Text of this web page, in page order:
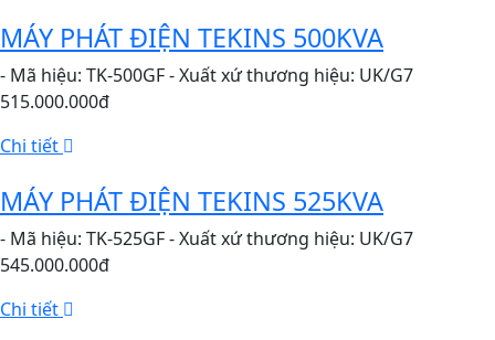
MÁY PHÁT ĐIỆN TEKINS 500KVA
- Mã hiệu: TK-500GF - Xuất xứ thương hiệu: UK/G7
515.000.000đ
Chi tiết
MÁY PHÁT ĐIỆN TEKINS 525KVA
- Mã hiệu: TK-525GF - Xuất xứ thương hiệu: UK/G7
545.000.000đ
Chi tiết